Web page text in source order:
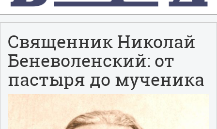
Священник Николай
Беневоленский: от
пастыря до мученика